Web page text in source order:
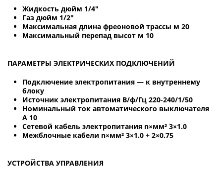
Жидкость дюйм 1/4"
Газ дюйм 1/2"
Максимальная длина фреоновой трассы м 20
Максимальный перепад высот м 10
ПАРАМЕТРЫ ЭЛЕКТРИЧЕСКИХ ПОДКЛЮЧЕНИЙ
Подключение электропитания — к внутреннему
блоку
Источник электропитания В/ф/Гц 220-240/1/50
Номинальный ток автоматического выключателя
A 10
Сетевой кабель электропитания n×мм² 3×1.0
Межблочные кабели n×мм² 3×1.0 + 2×0.75
УСТРОЙСТВА УПРАВЛЕНИЯ